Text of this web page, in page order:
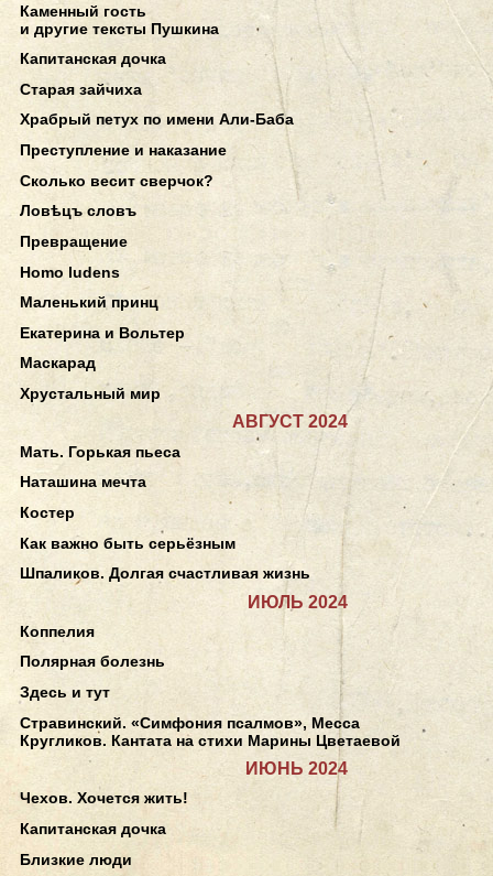
Каменный гость
и другие тексты Пушкина
Капитанская дочка
Старая зайчиха
Храбрый петух по имени Али-Баба
Преступление и наказание
Сколько весит сверчок?
Ловѣцъ словъ
Превращение
Homo ludens
Маленький принц
Екатерина и Вольтер
Маскарад
Хрустальный мир
АВГУСТ 2024
Мать. Горькая пьеса
Наташина мечта
Костер
Как важно быть серьёзным
Шпаликов. Долгая счастливая жизнь
ИЮЛЬ 2024
Коппелия
Полярная болезнь
Здесь и тут
Стравинский. «Симфония псалмов», Месса
Кругликов. Кантата на стихи Марины Цветаевой
ИЮНЬ 2024
Чехов. Хочется жить!
Капитанская дочка
Близкие люди